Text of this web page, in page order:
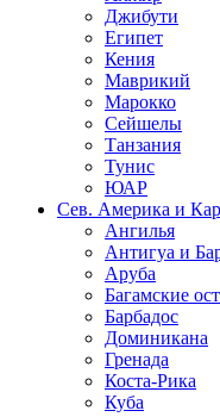
Джибути
Египет
Кения
Маврикий
Марокко
Сейшелы
Танзания
Тунис
ЮАР
Сев. Америка и
Ангилья
Антигуа и
Аруба
Багамские
Барбадос
Доминикана
Гренада
Коста-Рика
Куба